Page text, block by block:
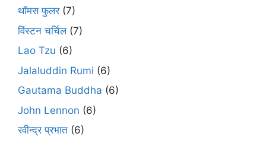
थॉमस फुलर(7)
विंस्टन चर्चिल(7)
Lao Tzu (6)
Jalaluddin Rumi (6)
Gautama Buddha (6)
John Lennon (6)
रवीन्द्र प्रभात (6)